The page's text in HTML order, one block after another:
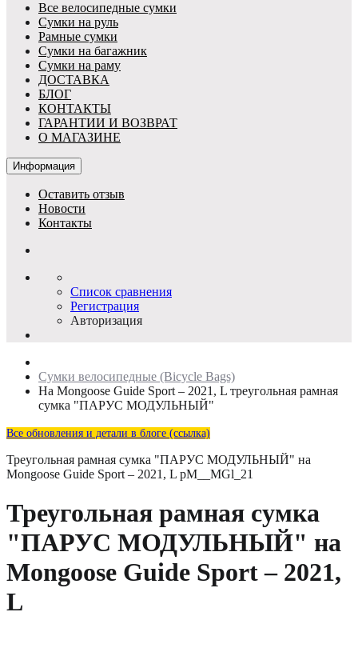
Все велосипедные сумки
Сумки на руль
Рамные сумки
Сумки на багажник
Сумки на раму
ДОСТАВКА
БЛОГ
КОНТАКТЫ
ГАРАНТИИ И ВОЗВРАТ
О МАГАЗИНЕ
Информация
Оставить отзыв
Новости
Контакты
Список сравнения
Регистрация
Авторизация
Сумки велосипедные (Bicycle Bags)
На Mongoose Guide Sport – 2021, L треугольная рамная
сумка "ПАРУС МОДУЛЬНЫЙ"
Все обновления и детали в блоге (ссылка)
Треугольная рамная сумка "ПАРУС МОДУЛЬНЫЙ" на
Mongoose Guide Sport – 2021, L pM__MGl_21
Треугольная рамная сумка
"ПАРУС МОДУЛЬНЫЙ" на
Mongoose Guide Sport – 2021,
L